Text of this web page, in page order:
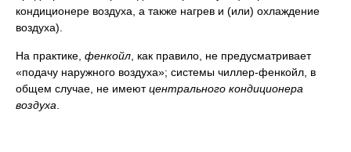
кондиционере воздуха, а также нагрев и (или) охлаждение
воздуха).
На практике, фенкойл, как правило, не предусматривает
«подачу наружного воздуха»; системы чиллер-фенкойл, в
общем случае, не имеютцентрального кондиционера
воздуха.